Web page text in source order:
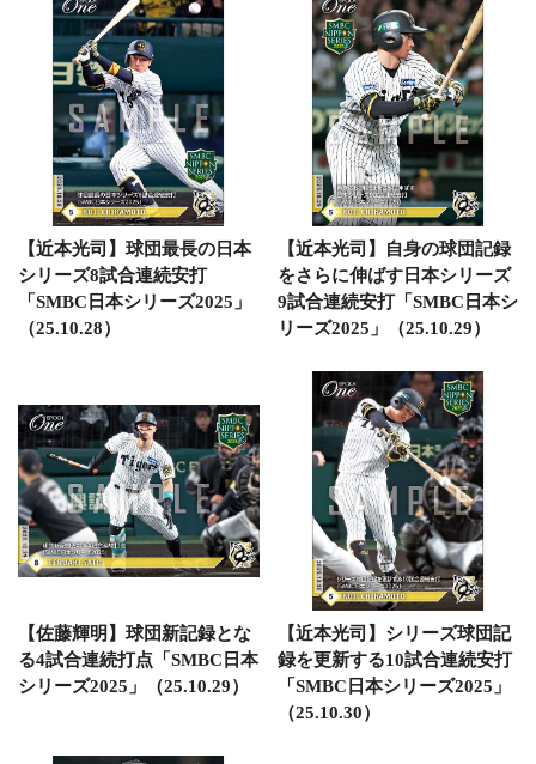
【近本光司】球団最長の日本
シリーズ8試合連続安打
「SMBC日本シリーズ2025」
（25.10.28）
【近本光司】自身の球団記録
をさらに伸ばす日本シリーズ
9試合連続安打「SMBC日本シ
リーズ2025」（25.10.29）
【佐藤輝明】球団新記録とな
る4試合連続打点「SMBC日本
シリーズ2025」（25.10.29）
【近本光司】シリーズ球団記
録を更新する10試合連続安打
「SMBC日本シリーズ2025」
（25.10.30）